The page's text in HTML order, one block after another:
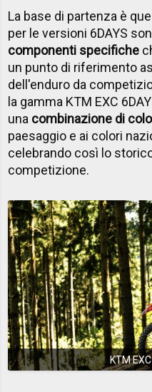
La base di partenza è
per le versioni 6DAYS
componenti specifiche
un punto di riferimento
dell'enduro da
la gamma KTM EXC
una combinazione di
paesaggio e ai colori
celebrando così lo
competizione.
KTM